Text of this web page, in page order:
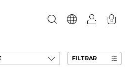
0
FILTRAR